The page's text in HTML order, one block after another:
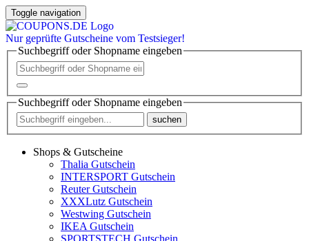
Toggle navigation
Nur geprüfte Gutscheine vom Testsieger!
Suchbegriff oder Shopname eingeben
Suchbegriff oder Shopname eingeben
suchen
Shops & Gutscheine
Thalia Gutschein
INTERSPORT Gutschein
Reuter Gutschein
XXXLutz Gutschein
Westwing Gutschein
IKEA Gutschein